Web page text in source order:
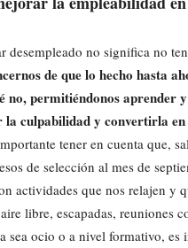
desempleado no significa no
de que lo hecho hasta
no, permitiéndonos aprender
la culpabilidad y convertirla
tener en cuenta que,
de selección al mes de
actividades que nos relajen y
libre, escapadas, reuniones
sea ocio o a nivel formativo,